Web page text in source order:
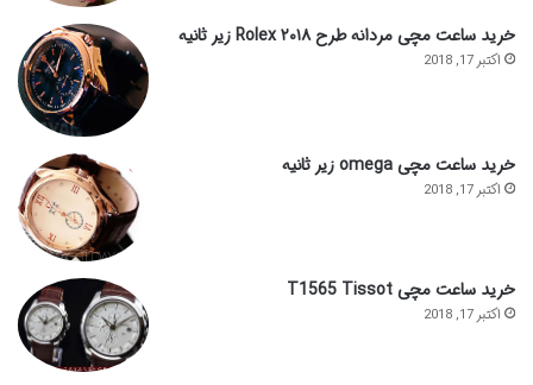
خرید ساعت مچی مردانه طرح ۲۰۱۸ Rolex زیر ثانیه
اکتبر 17, 2018
خرید ساعت مچی omega زیر ثانیه
اکتبر 17, 2018
خرید ساعت مچی T1565 Tissot
اکتبر 17, 2018